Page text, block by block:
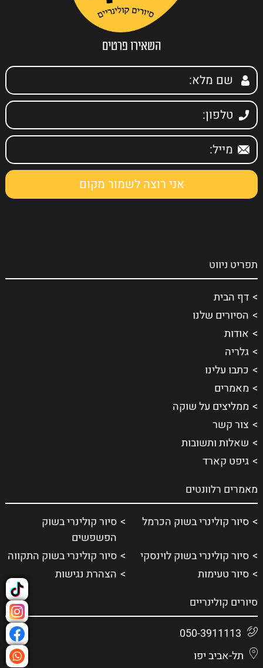
השאירו פרטים
תפריט ניווט
דף הבית
הסיורים שלנו
אודות
גלריה
כתבו עלינו
מאמרים
ממליצים על שוקה
צור קשר
שאלות ותשובות
גיפט קארד
מאמרים רלוונטים
סיור קולינרי בשוק הכרמל
סיור קולינרי בשוק
הפשפשים
סיור קולינרי בשוק לוינסקי
סיור קולינרי בשוק התקווה
סיור טעימות
הצהרת נגישות
סיורים קולינריים
050-3911113
תל-אביב יפו